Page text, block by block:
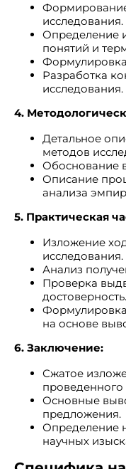
исследования.
Определение
понятий и
Разработка
исследования.
4.
Детальное
методов
Обоснование
Описание
анализа
5. Практическая
Изложение
исследования.
Анализ
Проверка
достоверность.
на основе
6. Заключение:
Сжатое
проведенного
Основные
предложения.
Определение
научных